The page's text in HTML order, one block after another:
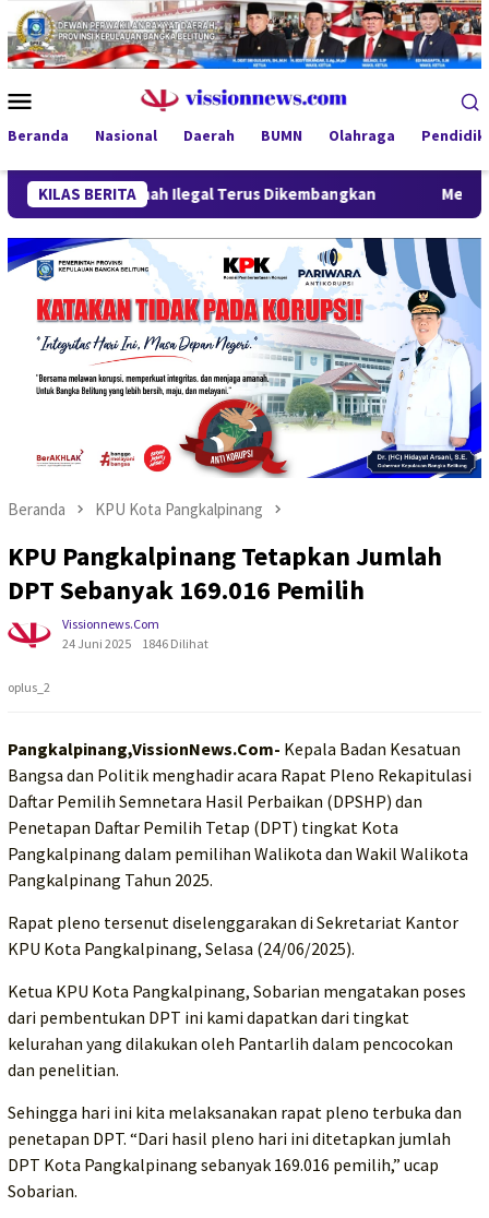
Loncat
ke
konten
Mobile
Beranda Nasional Daerah BUMN Olahraga
KILAS BERITA
Pasir Timah Ilegal Terus Dikembangkan Menteri
Beranda KPU Kota Pangkalpinang
KPU Pangkalpinang Tetapkan Jumlah
DPT Sebanyak 169.016 Pemilih
Vissionnews.com
24 Juni 2025
1846 Dilihat
oplus_2
Pangkalpinang,VissionNews.Com- Kepala Badan Kesatuan
Bangsa dan Politik menghadir acara Rapat Pleno Rekapitulasi
Daftar Pemilih Semnetara Hasil Perbaikan (DPSHP) dan
Penetapan Daftar Pemilih Tetap (DPT) tingkat Kota
Pangkalpinang dalam pemilihan Walikota dan Wakil Walikota
Pangkalpinang Tahun 2025.
Rapat pleno tersenut diselenggarakan di Sekretariat Kantor
KPU Kota Pangkalpinang, Selasa (24/06/2025).
Ketua KPU Kota Pangkalpinang, Sobarian mengatakan poses
dari pembentukan DPT ini kami dapatkan dari tingkat
kelurahan yang dilakukan oleh Pantarlih dalam pencocokan
dan penelitian.
Sehingga hari ini kita melaksanakan rapat pleno terbuka dan
penetapan DPT. “Dari hasil pleno hari ini ditetapkan jumlah
DPT Kota Pangkalpinang sebanyak 169.016 pemilih,” ucap
Sobarian.